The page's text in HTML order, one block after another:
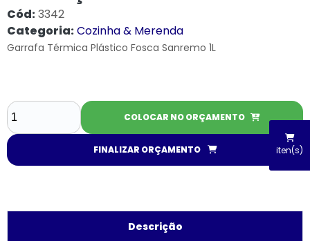
iten(s)
Cód:3342
Categoria:Cozinha & Merenda
Garrafa Térmica Plástico Fosca Sanremo 1L
COLOCAR NO ORÇAMENTO
FINALIZAR ORÇAMENTO
Descrição